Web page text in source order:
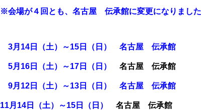
※会場が４回とも、名古屋 伝承館に変更になりました
3月14日（土）～15日（日） 名古屋 伝承館
5月16日（土）～17日（日） 名古屋 伝承館
9月12日（土）～13日（日） 名古屋 伝承館
11月14日（土）～15日（日） 名古屋 伝承館